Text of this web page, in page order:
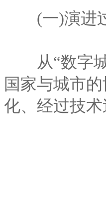
(一)演进
从“数字城
国家与城市
化、经过技